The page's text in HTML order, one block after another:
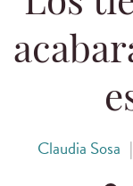
Claudia Sosa |